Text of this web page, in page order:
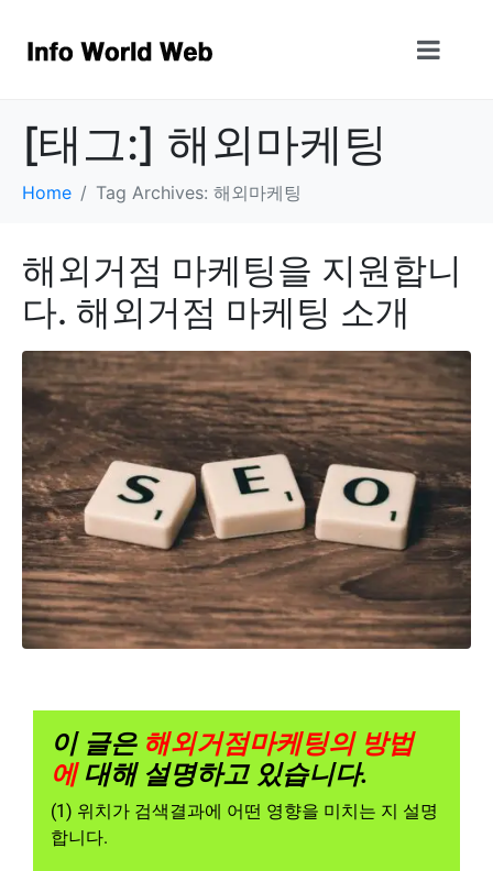
[태그:] 해외마케팅
Home Tag Archives: 해외마케팅
해외거점 마케팅을 지원합니
다. 해외거점 마케팅 소개
이 글은 해외거점마케팅의 방법
에대해 설명하고 있습니다.
(1) 위치가 검색결과에 어떤 영향을 미치는 지 설명
합니다.